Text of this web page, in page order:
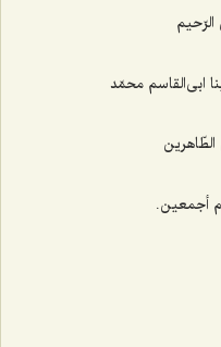
ابی‌القاسم محمّد
أجمعین.